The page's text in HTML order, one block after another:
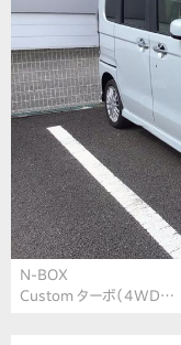
N-BOX
Custom ターボ（4WD…